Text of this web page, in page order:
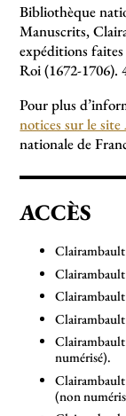
Bibliothèque
Manuscrits,
expéditions
Roi (1672-1706).
Pour plus
notices sur le
nationale de
ACCÈS
numérisé).
(non